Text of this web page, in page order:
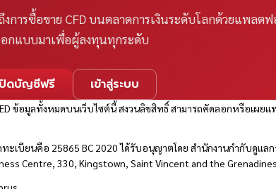
ารซื้อขาย CFD บนตลาดการเงินระดับโลกด้วยแพลตฟ
กแบบมาเพื่อผู้ลงทุนทุกระดับ
ปิดบัญชีฟรี เข้าสู่ระบบ
ข้อมูลทั้งหมดบนเว็บไซต์นี้ สงวนลิขสิทธิ์ สามารถคัดลอกหรือเผ
เบียนคือ 25865 BC 2020 ได้รับอนุญาตโดย สำนักงานกำกับดูแล
Centre, 330, Kingstown, Saint Vincent and the Grenadines